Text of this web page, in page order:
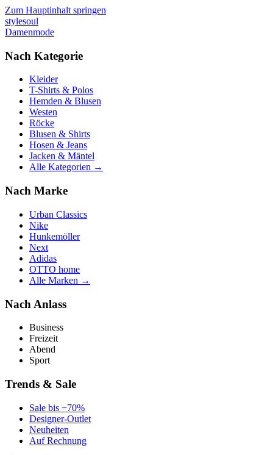
Zum Hauptinhalt springen
stylesoul
Damenmode
Nach Kategorie
Kleider
T-Shirts & Polos
Hemden & Blusen
Westen
Röcke
Blusen & Shirts
Hosen & Jeans
Jacken & Mäntel
Alle Kategorien →
Nach Marke
Urban Classics
Nike
Hunkemöller
Next
Adidas
OTTO home
Alle Marken →
Nach Anlass
Business
Freizeit
Abend
Sport
Trends & Sale
Sale bis −70%
Designer-Outlet
Neuheiten
Auf Rechnung